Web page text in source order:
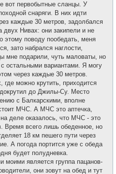
вот первобытные сланцы. У
снаряги. В них идти
каждые 30 метров, задолбался
двух Нивах: они закипели и не
этому поводу пообедать, меня
зато набрался наглости,
мне подарили, чуть маловаты, но
остальными вариантами. Я могу
через каждые 30 метров.
где можно крутить, приходится
до Джилы-Су. Место
с Балкарскими, вполне
МЧС. А МЧС это аптечка,
деле оказалось, что МЧС - это
всего лишь обеденное, но
18 км пешего пути через
А погода портится уже с обеда
будет полудневка.
моими является группа пацанов-
они зовут на обед и тут